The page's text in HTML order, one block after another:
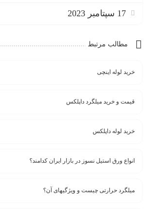
17 سپتامبر 2023
مطالب مرتبط
خرید لوله اینچی
قیمت و خرید میلگرد داپلکس
خرید لوله داپلکس
انواع ورق استیل نسوز در بازار ایران کدامند؟
میلگرد حرارتی چیست و ویژگیهای آن؟